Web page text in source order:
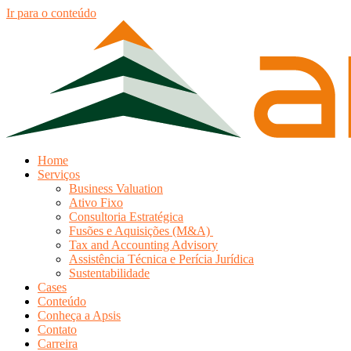
Ir para o conteúdo
Home
Serviços
Business Valuation
Ativo Fixo
Consultoria Estratégica
Fusões e Aquisições (M&A)
Tax and Accounting Advisory
Assistência Técnica e Perícia Jurídica
Sustentabilidade
Cases
Conteúdo
Conheça a Apsis
Contato
Carreira